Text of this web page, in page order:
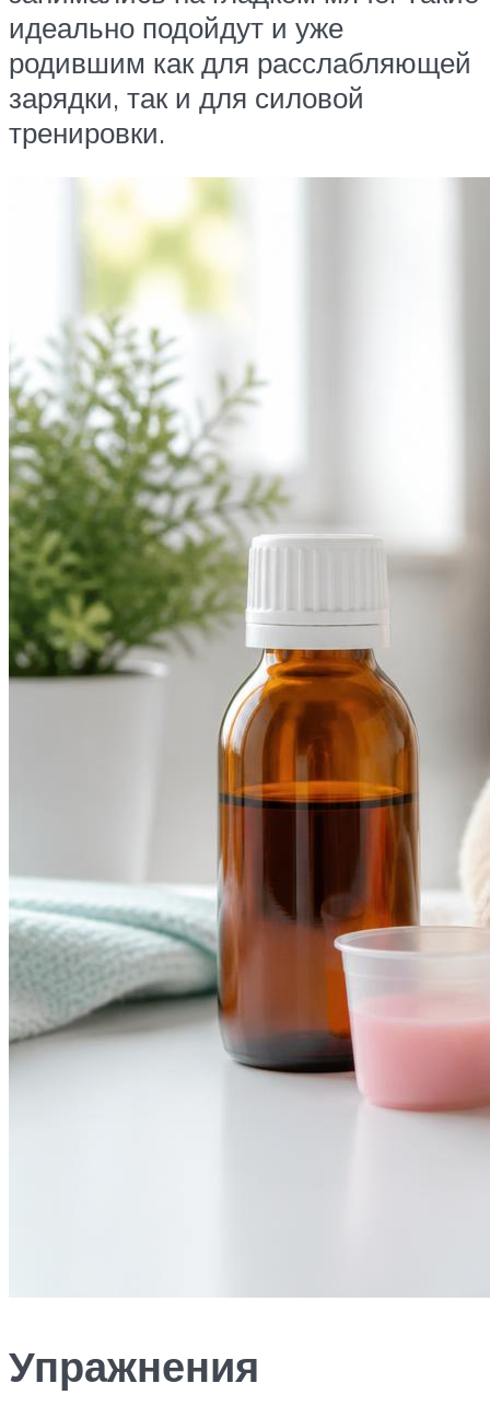
идеально подойдут и уже
родившим как для расслабляющей
зарядки, так и для силовой
тренировки.
Упражнения